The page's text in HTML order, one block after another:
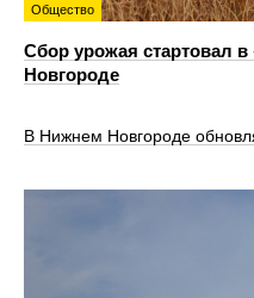
Общество
Сбор урожая стартовал
Новгороде
В Нижнем Новгороде